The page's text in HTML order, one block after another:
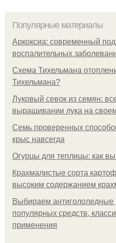
Популярные материалы
Аркоксиа: современный
воспалительных
Схема Тихельмана
Тихельмана?
Луковый севок из семян:
выращивании лука на
Семь проверенных
крыс навсегда
Огурцы для теплицы: как
Крахмалистые сорта
высоким содержанием
Выбираем антигололедные
популярных средств,
применения